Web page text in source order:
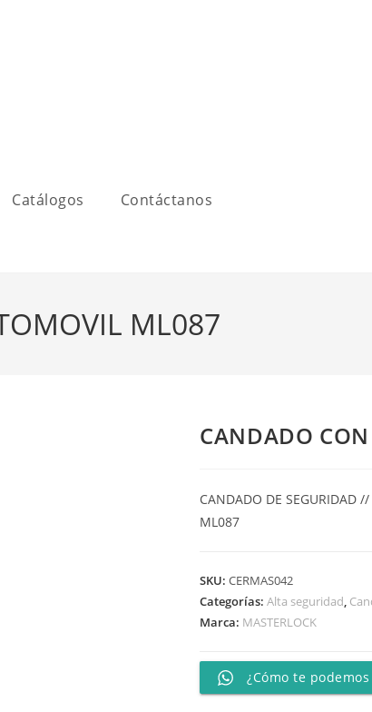
Catálogos Contáctanos
ML087
CANDADO
CANDADO DE SEGURIDAD
ML087
SKU:CERMAS042
Categorías:Alta seguridad,
Marca: MASTERLOCK
¿Cómo te